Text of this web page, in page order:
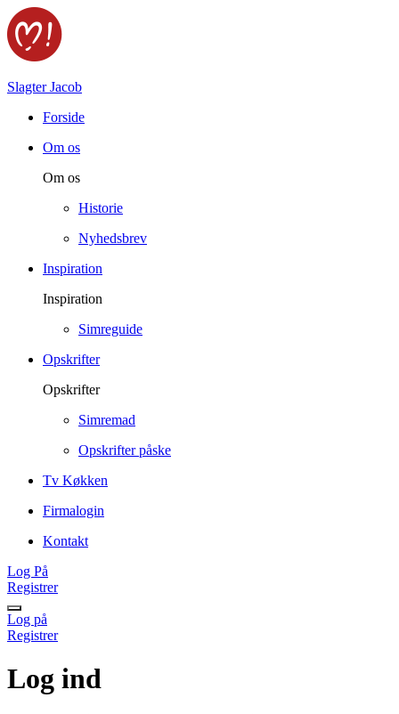
Slagter Jacob
Forside
Om os
Om os
Historie
Nyhedsbrev
Inspiration
Inspiration
Simreguide
Opskrifter
Opskrifter
Simremad
Opskrifter påske
Tv Køkken
Firmalogin
Kontakt
Log På
Registrer
Log på
Registrer
Log ind